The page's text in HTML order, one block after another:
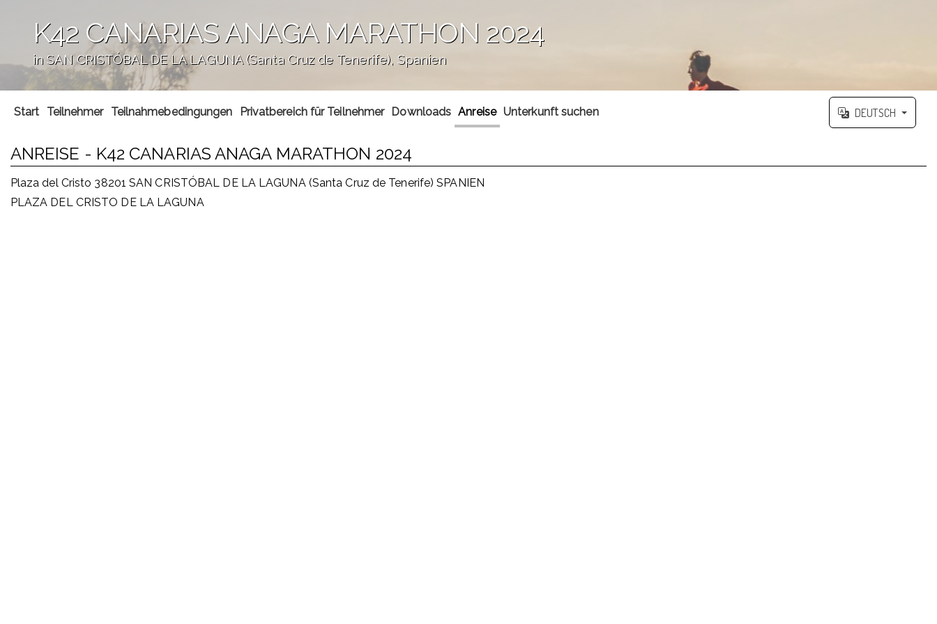
K42 CANARIAS ANAGA MARATHON 2024
in SAN CRISTÓBAL DE LA LAGUNA (Santa Cruz de Tenerife), Spanien
Start Teilnehmer Teilnahmebedingungen Privatbereich für Teilnehmer Downloads Anreise Unterkunft suchen DEUTSCH
ANREISE - K42 CANARIAS ANAGA MARATHON 2024
Plaza del Cristo 38201 SAN CRISTÓBAL DE LA LAGUNA (Santa Cruz de Tenerife) SPANIEN
PLAZA DEL CRISTO DE LA LAGUNA